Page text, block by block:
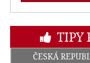
TIPY
ČESKÁ